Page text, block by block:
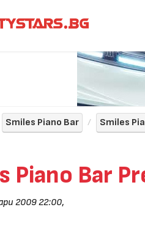
Smiles Piano Bar Smiles
Piano Bar
2009 22:00,